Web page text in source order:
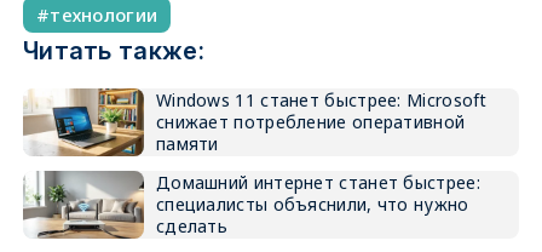
технологии
Читать также:
Windows 11 станет быстрее: Microsoft
снижает потребление оперативной
памяти
Домашний интернет станет быстрее:
специалисты объяснили, что нужно
сделать